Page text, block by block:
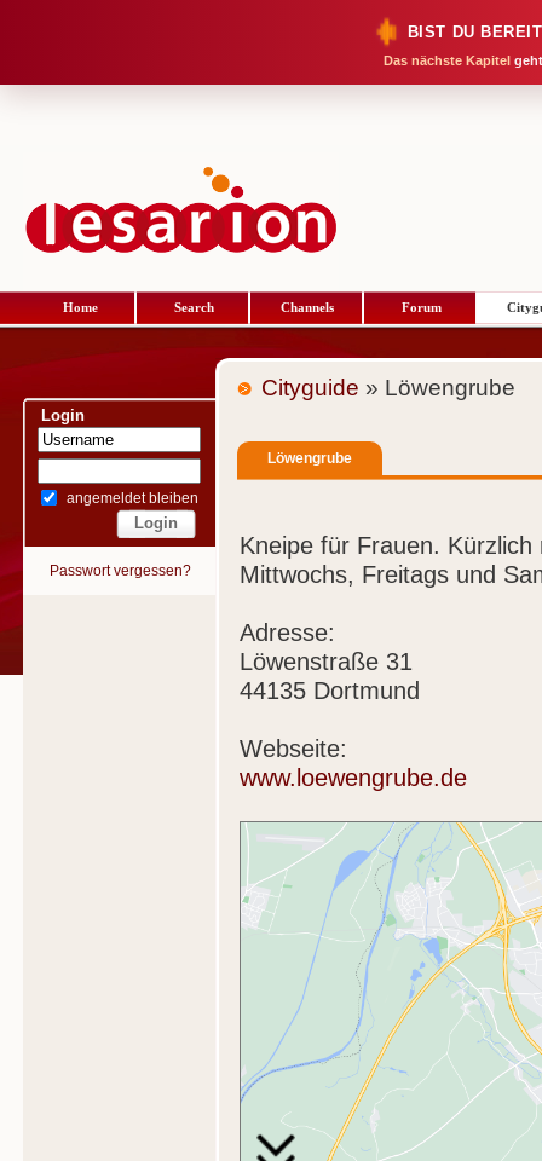
BIST DU
Das nächste Kapitel
Home Search Channels Forum
Login
angemeldet bleiben
Passwort vergessen?
Cityguide » Löwengrube
Löwengrube
Kneipe für Frauen.
Mittwochs, Freitags und
Adresse:
Löwenstraße 31
44135 Dortmund
Webseite:
www.loewengrube.de